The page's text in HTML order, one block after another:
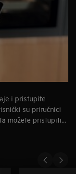
i pristupite
su priručnici
možete pristupiti